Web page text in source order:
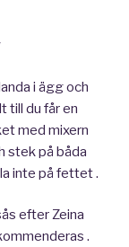
i ägg och
till du får en
med mixern
stek på båda
inte på fettet .
efter Zeina
.